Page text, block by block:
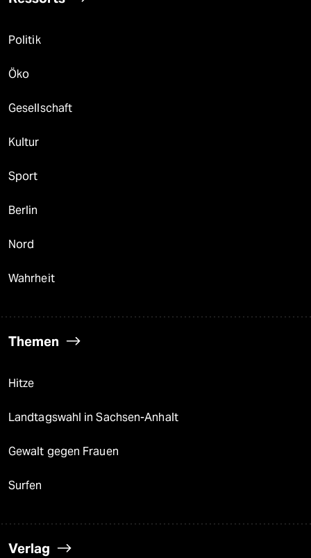
Politik
Öko
Gesellschaft
Kultur
Sport
Berlin
Nord
Wahrheit
Themen
Hitze
Landtagswahl in Sachsen-Anhalt
Gewalt gegen Frauen
Surfen
Verlag